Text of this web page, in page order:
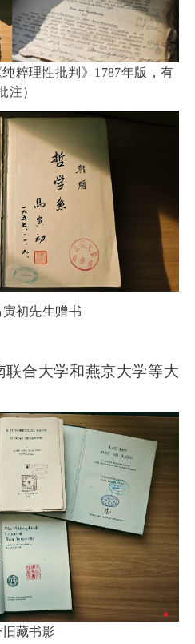
粹理性批判》1787年版，有
注）
初先生赠书
联合大学和燕京大学等大
藏书影